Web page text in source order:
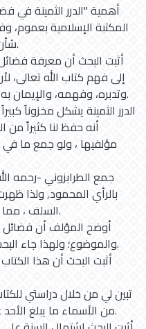
المكتبة الإسلامية بعموم،
إلى فهم كتاب الله تعالى،
وتدبره، وفهمه، والإيمان
أنه حفظ لنا كثيراً
مؤلفيها ، ولو جمع ما في
بالرأي المحمود, ولذا
السلف ،
والموضوع؛ ولهذا جاء
من الأسماء ما يبلغ